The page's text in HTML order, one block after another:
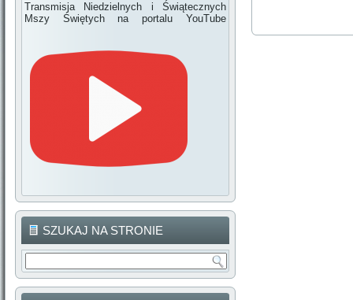
Transmisja Niedzielnych i Świątecznych
Mszy Świętych na portalu YouTube
SZUKAJ NA STRONIE